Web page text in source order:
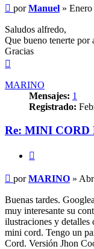
Mensaje
leer
porManuel »
Saludos alfredo,
Que bueno tenerte por
Gracias
MARINO
Mensajes: 1
Registrado:
Re: MINI CORD
Mensaje
sin
leer
porMARINO »
Buenas tardes.
muy interesante su
ilustraciones y detalles
mini cord. Tengo un
Cord. Versión Jhon